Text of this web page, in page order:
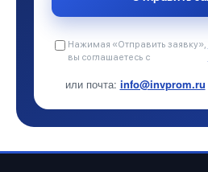
Нажимая «Отправить заявку»,
вы соглашаетесь с
или почта: info@invprom.ru